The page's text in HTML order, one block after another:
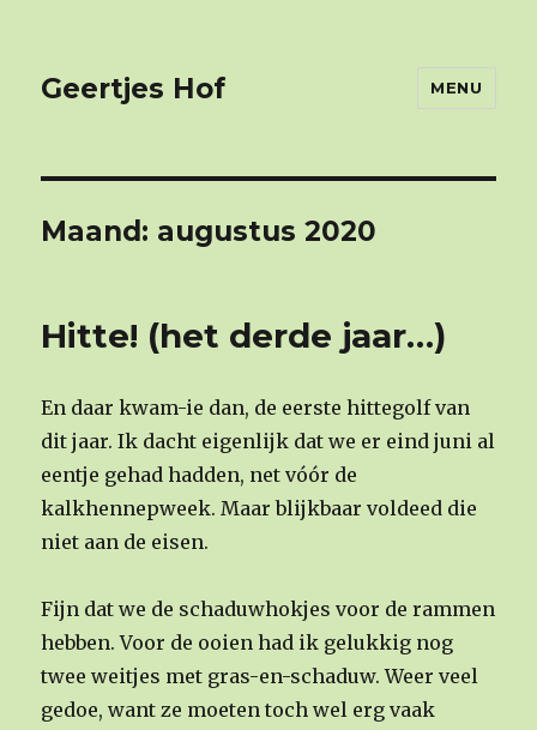
Geertjes Hof MENU
Maand: augustus 2020
Hitte! (het derde jaar…)
En daar kwam-ie dan, de eerste hittegolf van
dit jaar. Ik dacht eigenlijk dat we er eind juni al
eentje gehad hadden, net vóór de
kalkhennepweek. Maar blijkbaar voldeed die
niet aan de eisen.
Fijn dat we de schaduwhokjes voor de rammen
hebben. Voor de ooien had ik gelukkig nog
twee weitjes met gras-en-schaduw. Weer veel
gedoe, want ze moeten toch wel erg vaak